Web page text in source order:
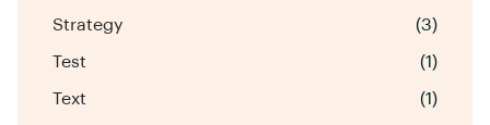
Strategy (3)
Test (1)
Text (1)